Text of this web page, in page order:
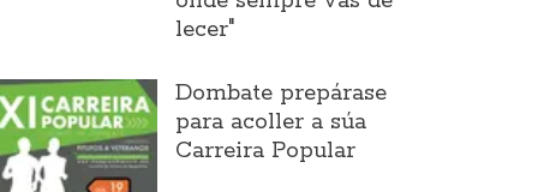
lecer"
Dombate prepárase
para acoller a súa
Carreira Popular